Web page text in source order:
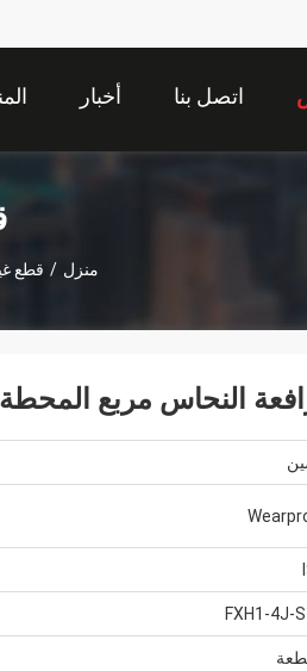
أخبار اتصل بنا
منزل / قطع
النحاس مربع
FXH1-4J-